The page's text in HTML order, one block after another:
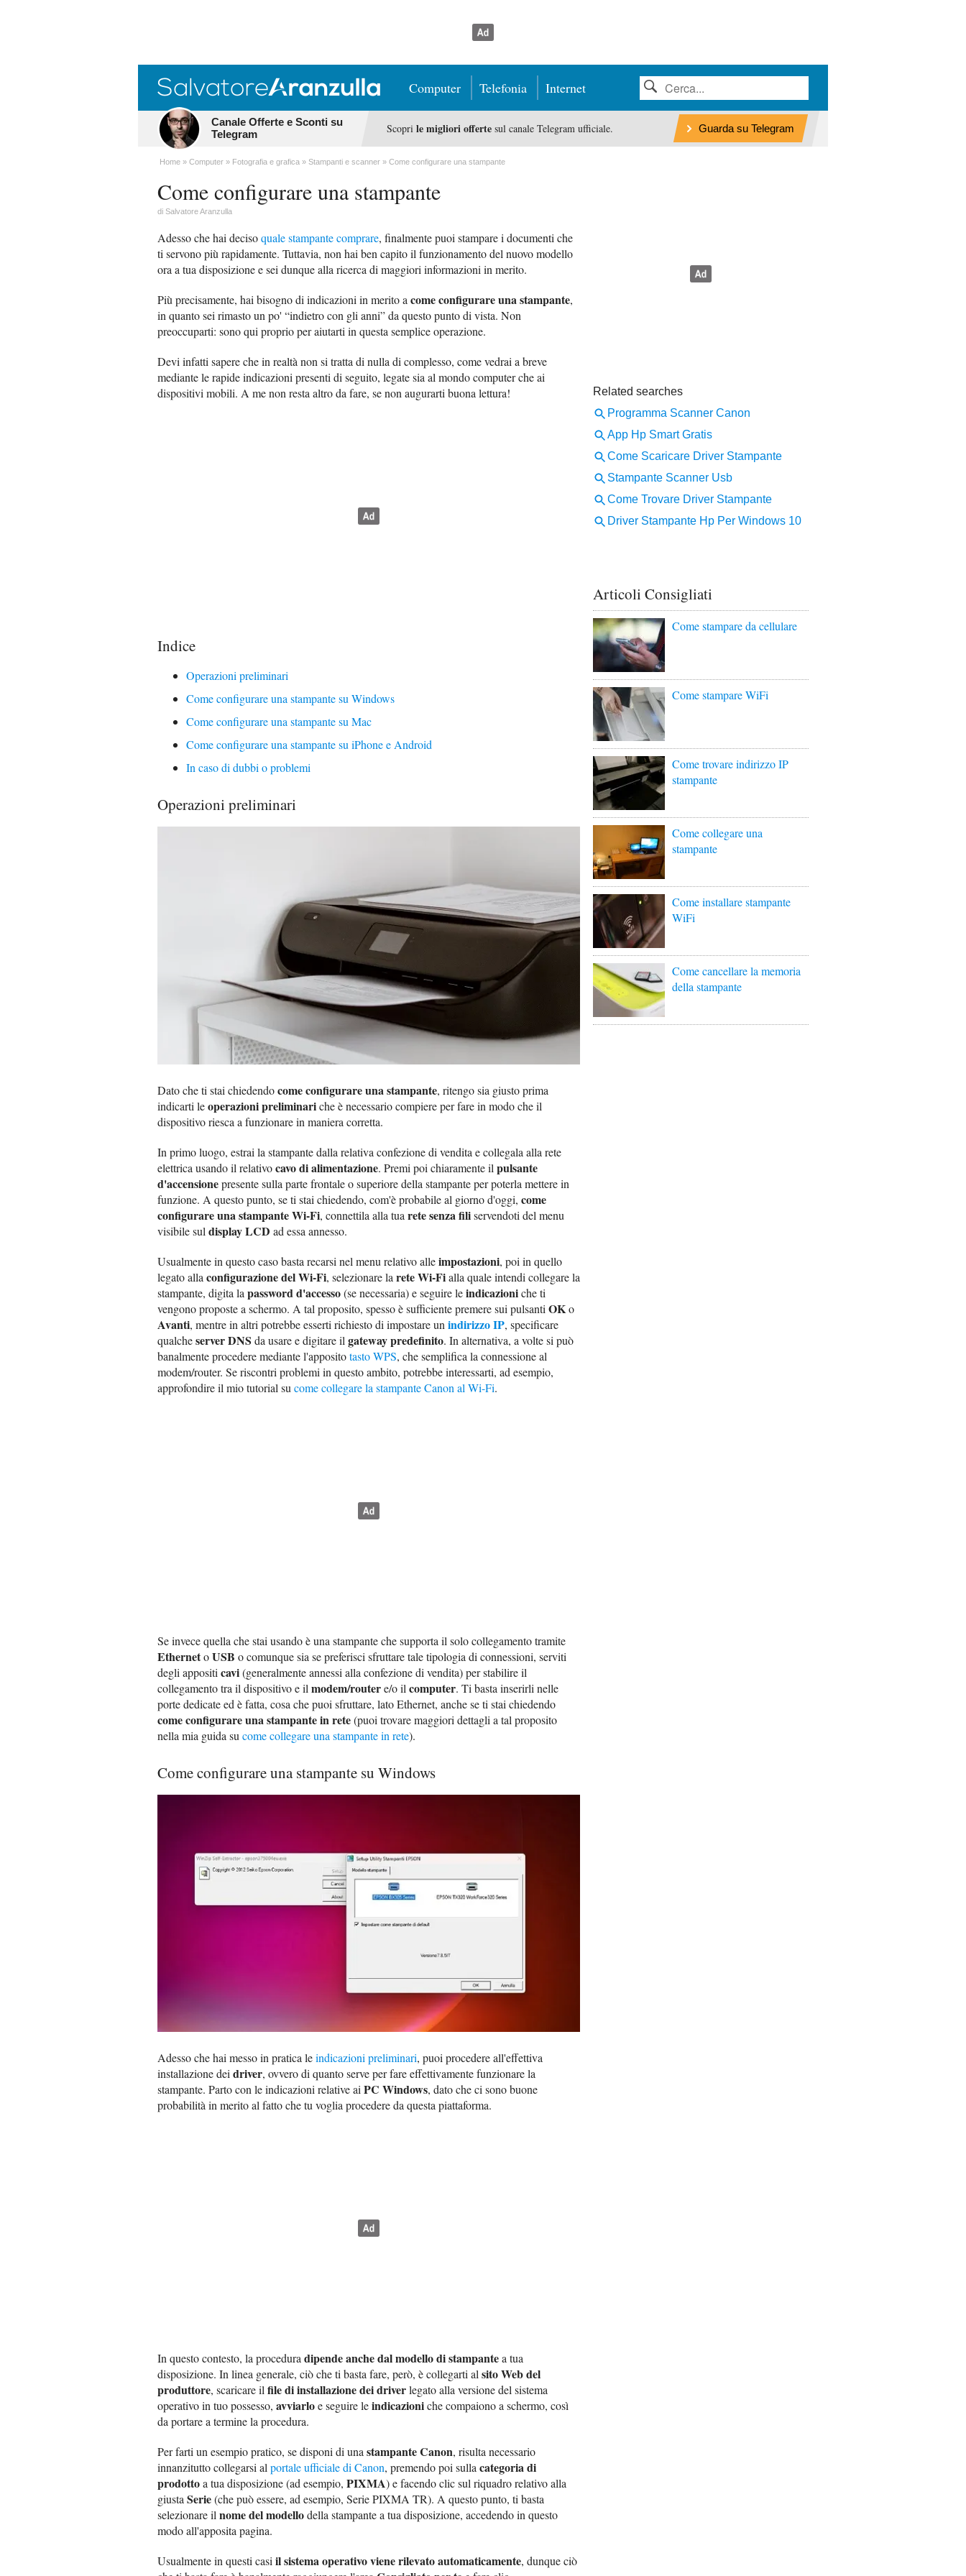
Computer Telefonia Internet
Canale Offerte e Sconti su
Telegram
Scopri le migliori offertesul canale Telegram ufficiale. Guarda su Telegram
Home Computer Fotografia e grafica Stampanti e scanner Come configurare una stampante
Come configurare una stampante
di Salvatore Aranzulla
Adesso che hai decisoquale stampante comprare, finalmente puoi stampare i documenti che
ti servono più rapidamente. Tuttavia, non hai ben capito il funzionamento del nuovo modello
ora a tua disposizione e sei dunque alla ricerca di maggiori informazioni in merito.
Più precisamente, hai bisogno di indicazioni in merito a come configurare una stampante,
in quanto sei rimasto un po' “indietro con gli anni” da questo punto di vista. Non
preoccuparti: sono qui proprio per aiutarti in questa semplice operazione.
Devi infatti sapere che in realtà non si tratta di nulla di complesso, come vedrai a breve
mediante le rapide indicazioni presenti di seguito, legate sia al mondo computer che ai
dispositivi mobili. A me non resta altro da fare, se non augurarti buona lettura!
Indice
Operazioni preliminari
Come configurare una stampante su Windows
Come configurare una stampante su Mac
Come configurare una stampante su iPhone e Android
In caso di dubbi o problemi
Operazioni preliminari
Dato che ti stai chiedendocome configurare una stampante, ritengo sia giusto prima
indicarti leoperazioni preliminariche è necessario compiere per fare in modo che il
dispositivo riesca a funzionare in maniera corretta.
In primo luogo, estrai la stampante dalla relativa confezione di vendita e collegala alla rete
elettrica usando il relativocavo di alimentazione. Premi poi chiaramente il pulsante
d'accensionepresente sulla parte frontale o superiore della stampante per poterla mettere in
funzione. A questo punto, se ti stai chiedendo, com'è probabile al giorno d'oggi, come
configurare una stampante Wi-Fi, connettila alla tua rete senza filiservendoti del menu
visibile sul display LCD ad essa annesso.
Usualmente in questo caso basta recarsi nel menu relativo alleimpostazioni, poi in quello
legato alla configurazione del Wi-Fi, selezionare la rete Wi-Fialla quale intendi collegare la
stampante, digita la password d'accesso(se necessaria) e seguire leindicazioniche ti
vengono proposte a schermo. A tal proposito, spesso è sufficiente premere sui pulsanti OKo
Avanti, mentre in altri potrebbe esserti richiesto di impostare un indirizzo IP, specificare
qualcheserver DNS da usare e digitare il gateway predefinito. In alternativa, a volte si può
banalmente procedere mediante l'appositotasto WPS, che semplifica la connessione al
modem/router. Se riscontri problemi in questo ambito, potrebbe interessarti, ad esempio,
approfondire il mio tutorial su come collegare la stampante Canon al Wi-Fi.
Se invece quella che stai usando è una stampante che supporta il solo collegamento tramite
EthernetoUSB o comunque sia se preferisci sfruttare tale tipologia di connessioni, serviti
degli appositi cavi(generalmente annessi alla confezione di vendita) per stabilire il
collegamento tra il dispositivo e il modem/routere/o il computer. Ti basta inserirli nelle
porte dedicate ed è fatta, cosa che puoi sfruttare, lato Ethernet, anche se ti stai chiedendo
come configurare una stampante in rete(puoi trovare maggiori dettagli a tal proposito
nella mia guida su come collegare una stampante in rete).
Come configurare una stampante su Windows
Adesso che hai messo in pratica leindicazioni preliminari, puoi procedere all'effettiva
installazione deidriver, ovvero di quanto serve per fare effettivamente funzionare la
stampante. Parto con le indicazioni relative aiPC Windows, dato che ci sono buone
probabilità in merito al fatto che tu voglia procedere da questa piattaforma.
In questo contesto, la proceduradipende anche dal modello di stampantea tua
disposizione. In linea generale, ciò che ti basta fare, però, è collegarti alsito Web del
produttore, scaricare ilfile di installazione dei driverlegato alla versione del sistema
operativo in tuo possesso, avviarloe seguire leindicazioniche compaiono a schermo, così
da portare a termine la procedura.
Per farti un esempio pratico, se disponi di unastampante Canon, risulta necessario
innanzitutto collegarsi alportale ufficiale di Canon, premendo poi sullacategoria di
prodottoa tua disposizione (ad esempio, PIXMA) e facendo clic sul riquadro relativo alla
giustaSerie(che può essere, ad esempio, Serie PIXMA TR). A questo punto, ti basta
selezionare ilnome del modellodella stampante a tua disposizione, accedendo in questo
modo all'apposita pagina.
Usualmente in questi casiil sistema operativo viene rilevato automaticamente, dunque ciò
Articoli Consigliati
Come stampare da cellulare
Come stampare WiFi
Come trovare indirizzo IP
stampante
Come collegare una
stampante
Come installare stampante
WiFi
Come cancellare la memoria
della stampante